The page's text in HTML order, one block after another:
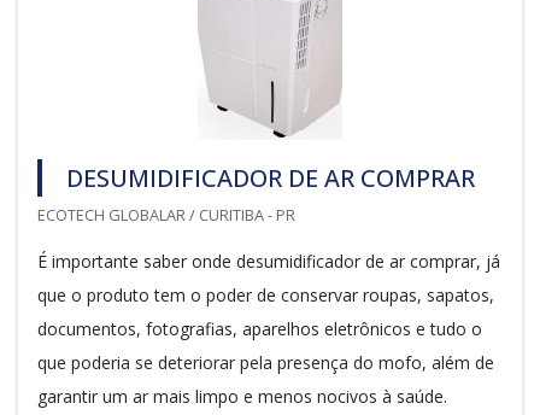
DESUMIDIFICADOR DE AR COMPRAR
ECOTECH GLOBALAR / CURITIBA - PR
É importante saber onde desumidificador de ar comprar, já
que o produto tem o poder de conservar roupas, sapatos,
documentos, fotografias, aparelhos eletrônicos e tudo o
que poderia se deteriorar pela presença do mofo, além de
garantir um ar mais limpo e menos nocivos à saúde.